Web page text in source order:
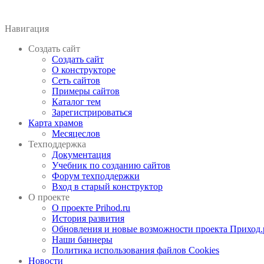
Навигация
Создать сайт
Создать сайт
О конструкторе
Сеть сайтов
Примеры сайтов
Каталог тем
Зарегистрироваться
Карта храмов
Месяцеслов
Техподдержка
Документация
Учебник по созданию сайтов
Форум техподдержки
Вход в старый конструктор
О проекте
О проекте Prihod.ru
История развития
Обновления и новые возможности проекта
Наши баннеры
Политика использования файлов Cookies
Новости